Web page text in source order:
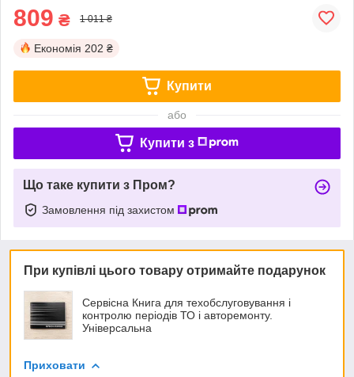
809 ₴ 1 011 ₴
Економія 202 ₴
Купити
або
Купити з
Що таке купити з Пром?
Замовлення під захистом
При купівлі цього товару отримайте подарунок
Сервісна Книга для техобслуговування і
контролю періодів ТО і авторемонту.
Універсальна
Приховати